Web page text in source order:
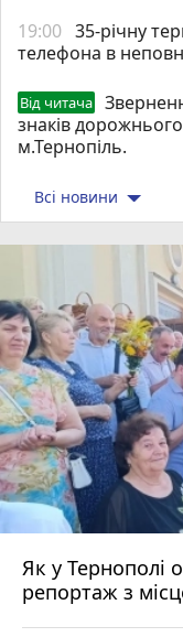
19:00 35-річну
телефона в
Від читача
знаків
м.Тернопіль.
Всі новини
Як у Тернополі
репортаж з